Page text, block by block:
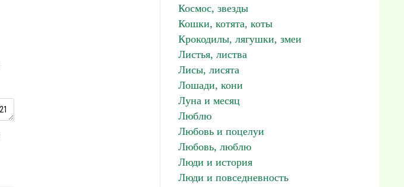
Космос, звезды
Кошки, котята, коты
Крокодилы, лягушки, змеи
Листья, листва
Лисы, лисята
Лошади, кони
Луна и месяц
Люблю
Любовь и поцелуи
Любовь, люблю
Люди и история
Люди и повседневность